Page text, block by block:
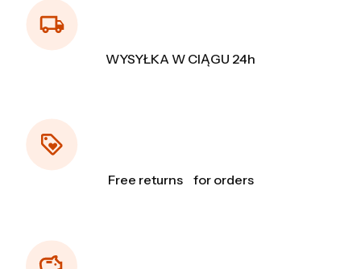
WYSYŁKA W CIĄGU 24h
Free returns for orders